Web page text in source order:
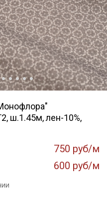
ш.1.45м, лен-10%,
750 руб/м
600 руб/м